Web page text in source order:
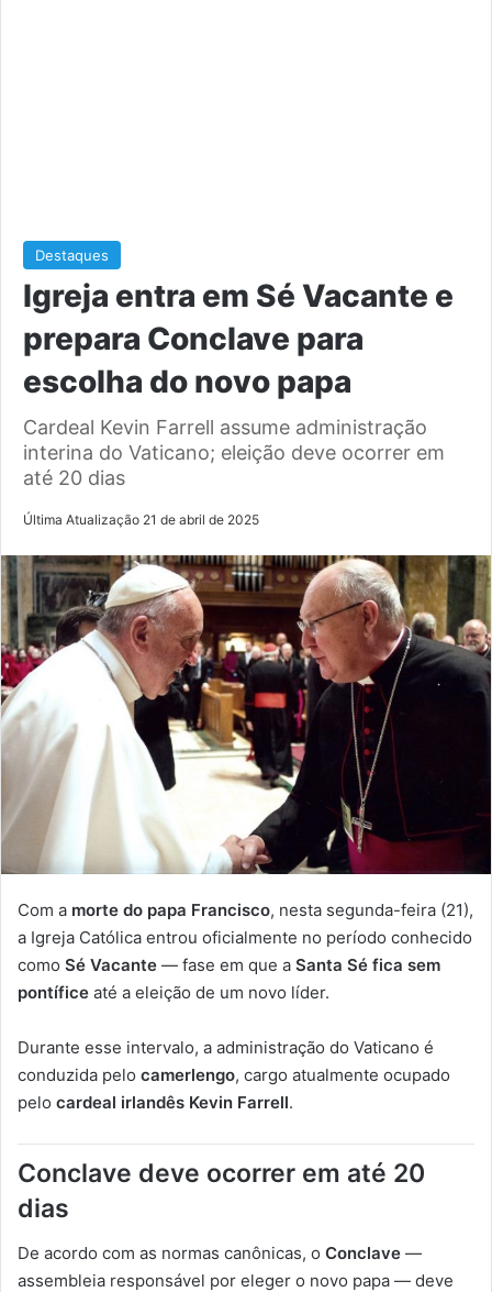
Destaques
Igreja entra em Sé Vacante e
prepara Conclave para
escolha do novo papa
Cardeal Kevin Farrell assume administração
interina do Vaticano; eleição deve ocorrer em
até 20 dias
Última Atualização 21 de abril de 2025
Com a morte do papa Francisco, nesta segunda-feira (21),
a Igreja Católica entrou oficialmente no período conhecido
como Sé Vacante — fase em que a Santa Sé fica sem
pontífice até a eleição de um novo líder.
Durante esse intervalo, a administração do Vaticano é
conduzida pelo camerlengo, cargo atualmente ocupado
pelo cardeal irlandês Kevin Farrell.
Conclave deve ocorrer em até 20
dias
De acordo com as normas canônicas, o Conclave —
assembleia responsável por eleger o novo papa — deve